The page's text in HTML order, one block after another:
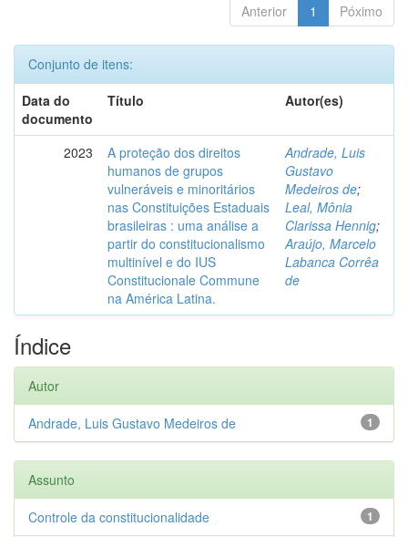
Anterior 1 Póximo
Conjunto de itens:
Data do
documento
Título Autor(es)
2023
A proteção dos direitos
humanos de grupos
vulneráveis e minoritários
nas Constituições Estaduais
brasileiras : uma análise a
partir do constitucionalismo
multinível e do IUS
Constitucionale Commune
na América Latina.
Andrade, Luis
Gustavo
Medeiros de;
Leal, Mônia
Clarissa Hennig;
Araújo, Marcelo
Labanca Corrêa
de
Índice
Autor
1
Andrade, Luis Gustavo Medeiros de
Assunto
1
Controle da constitucionalidade